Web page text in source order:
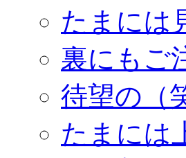
たまには
裏にもご
待望の（
たまには